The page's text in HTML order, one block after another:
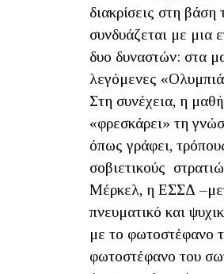
διακρίσεις στη
συνδυάζεται με μια
δυο δυναστών: στα
λεγόμενες
Στη συνέχεια, η
«φρεσκάρει» τη
όπως γράφει,
σοβιετικούς
Μέρκελ, η ΕΣΣΔ
πνευματικό και
με το φωτοστέφανο
φωτοστέφανο του